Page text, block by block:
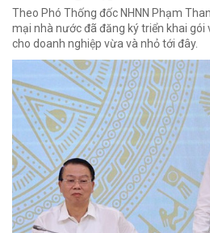
Theo Phó Thống đốc NHNN Phạm
mại nhà nước đã đăng ký triển khai gói
cho doanh nghiệp vừa và nhỏ tới đây.